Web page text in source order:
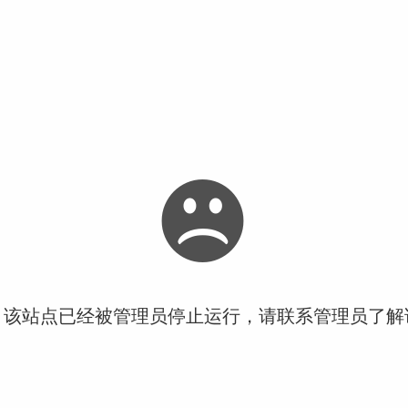
站点已经被管理员停止运行，请联系管理员了